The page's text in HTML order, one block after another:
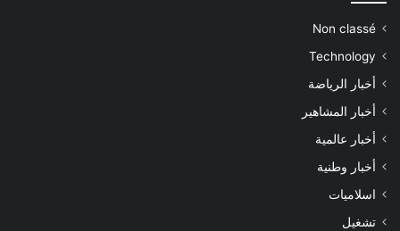
Non classé
Technology
أخبار الرياضة
أخبار المشاهير
أخبار عالمية
أخبار وطنية
اسلاميات
تشغيل